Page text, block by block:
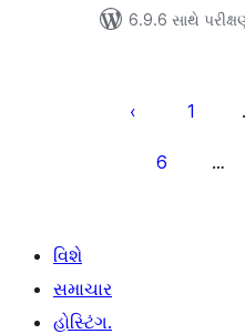
6.9.6 સાથે
પૃષ્ઠ
1
6 …
વિશે
સમાચાર
હોસ્ટિંગ.